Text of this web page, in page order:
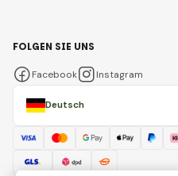
Deutsch
FOLGEN SIE UNS
Facebook Instagram